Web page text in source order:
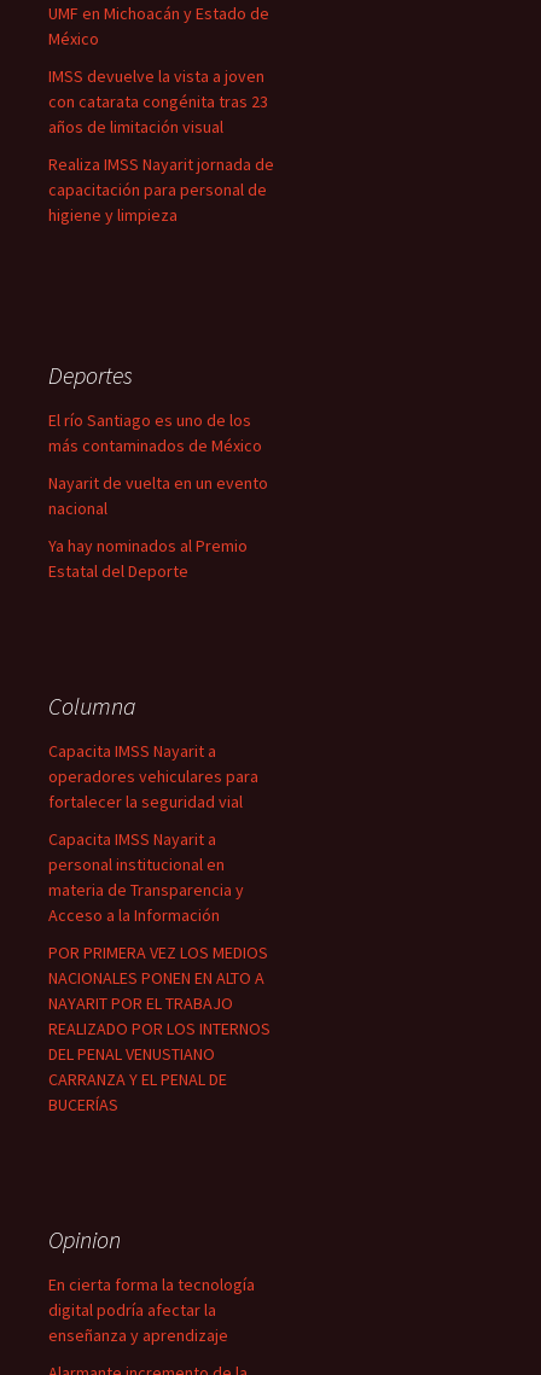
UMF en Michoacán y Estado de
México
IMSS devuelve la vista a joven
con catarata congénita tras 23
años de limitación visual
Realiza IMSS Nayarit jornada de
capacitación para personal de
higiene y limpieza
Deportes
El río Santiago es uno de los
más contaminados de México
Nayarit de vuelta en un evento
nacional
Ya hay nominados al Premio
Estatal del Deporte
Columna
Capacita IMSS Nayarit a
operadores vehiculares para
fortalecer la seguridad vial
Capacita IMSS Nayarit a
personal institucional en
materia de Transparencia y
Acceso a la Información
POR PRIMERA VEZ LOS MEDIOS
NACIONALES PONEN EN ALTO A
NAYARIT POR EL TRABAJO
REALIZADO POR LOS INTERNOS
DEL PENAL VENUSTIANO
CARRANZA Y EL PENAL DE
BUCERÍAS
Opinion
En cierta forma la tecnología
digital podría afectar la
enseñanza y aprendizaje